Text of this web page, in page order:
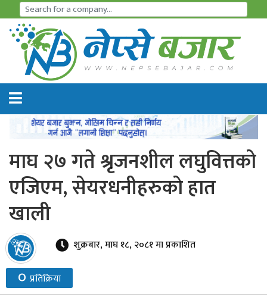
समाचार
अर्थतन्त्र
शेयर
आइ
पि
ओ
हाइड्रो
पावर
नेप्से
माघ २७ गते श्रृजनशील लघुवित्तको
एजिएम, सेयरधनीहरुकाे हात
खाली
शुक्रबार, माघ १८, २०८१ मा प्रकाशित
० प्रतिक्रिया